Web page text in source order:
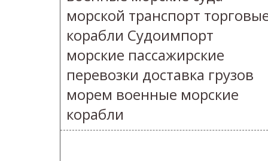
морской транспорт
корабли Судоимпорт
морские пассажирские
перевозки доставка грузов
морем военные морские
корабли